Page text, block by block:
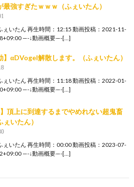
最強すぎたｗｗｗ（ふぇいたん）
ぇいたん 再生時間：12:15 動画投稿：2021-11-
—-↓動画概要—-[…]
】αDVogel解散します。（ふぇいたん）
ぇいたん 再生時間：11:18 動画投稿：2022-01-
—-↓動画概要—-[…]
】頂上に到達するまでやめれない超鬼畜
いたん）
ぇいたん 再生時間：00:00 動画投稿：2023-07-
—-↓動画概要—-[…]